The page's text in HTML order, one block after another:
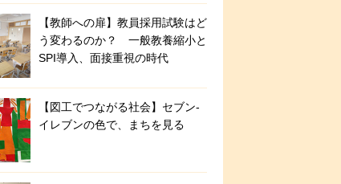
【教師への扉】教員採用試験はど
う変わるのか？ 一般教養縮小と
SPI導入、面接重視の時代
【図工でつながる社会】セブン‐
イレブンの色で、まちを見る